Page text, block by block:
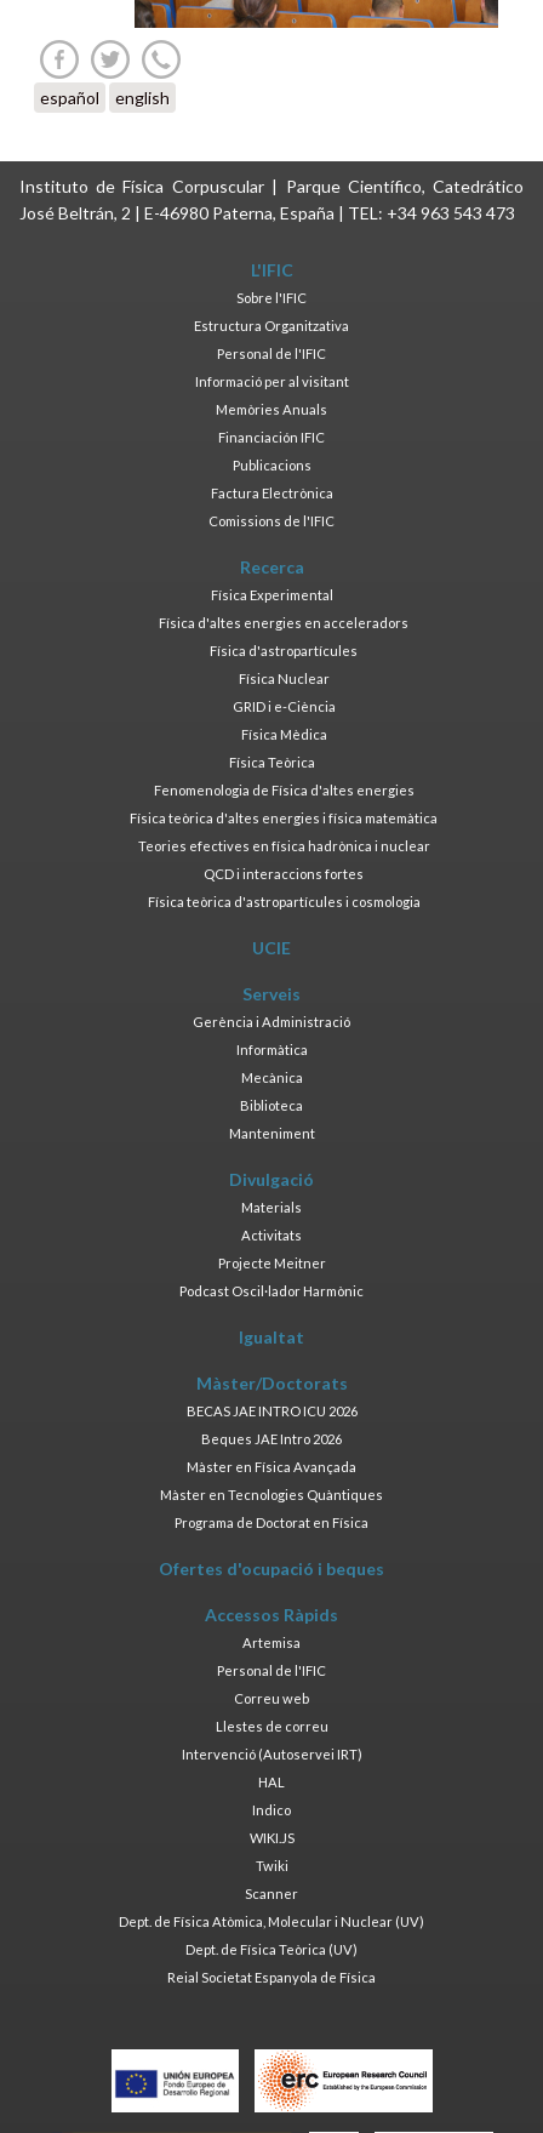
español english
Instituto de Física Corpuscular | Parque Científico, Catedrático
José Beltrán, 2 | E-46980 Paterna, España | TEL: +34 963 543 473
L'IFIC
Sobre l'IFIC
Estructura Organitzativa
Personal de l'IFIC
Informació per al visitant
Memòries Anuals
Financiación IFIC
Publicacions
Factura Electrònica
Comissions de l'IFIC
Recerca
Física Experimental
Física d'altes energies en acceleradors
Física d'astropartícules
Física Nuclear
GRID i e-Ciència
Física Mèdica
Física Teòrica
Fenomenologia de Física d'altes energies
Física teòrica d'altes energies i física matemàtica
Teories efectives en física hadrònica i nuclear
QCD i interaccions fortes
Física teòrica d'astropartícules i cosmologia
UCIE
Serveis
Gerència i Administració
Informàtica
Mecànica
Biblioteca
Manteniment
Divulgació
Materials
Activitats
Projecte Meitner
Podcast Oscil·lador Harmònic
Igualtat
Màster/Doctorats
BECAS JAE INTRO ICU 2026
Beques JAE Intro 2026
Màster en Física Avançada
Màster en Tecnologies Quàntiques
Programa de Doctorat en Física
Ofertes d'ocupació i beques
Accessos Ràpids
Artemisa
Personal de l'IFIC
Correu web
Llestes de correu
Intervenció (Autoservei IRT)
HAL
Indico
WIKI.JS
Twiki
Scanner
Dept. de Física Atòmica, Molecular i Nuclear (UV)
Dept. de Física Teòrica (UV)
Reial Societat Espanyola de Física